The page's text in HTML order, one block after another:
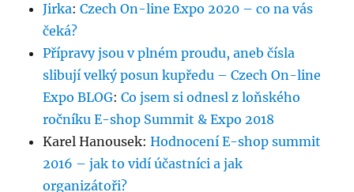
Jirka:Czech On-line Expo 2020 – co na vás
čeká?
Přípravy jsou v plném proudu, aneb čísla
slibují velký posun kupředu – Czech On-line
Expo BLOG:Co jsem si odnesl z loňského
ročníku E-shop Summit & Expo 2018
Karel Hanousek:Hodnocení E-shop summit
2016 – jak to vidí účastníci a jak
organizátoři?